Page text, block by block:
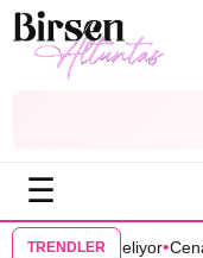
☰
TRENDLER
Çamyurdu